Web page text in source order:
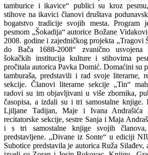
tamburice i ikavice“ publici su kroz
stihove na ikavici članovi društava
bogatstvo tradicije svojih mesta. Program
pesmom „Šokadija“ autorice Božane
2008. godine i zajedničkog projekta „Tragovi
do Bača 1688-2008“ zvanično usvojena
šokačkih institucija kulture i stihovima
pročitala autorica Pavka Domić. Domaćini su
tamburaša, predstavili i rad svoje literarne,
sekcije. Članovi literarne sekcije „Tin“
radovi su im objavljivani u više zbornika,
časopisa, a izdali su i tri samostalne knjige.
Ljiljane Tadijan, Maje i Ivana Andrašića
recitatorske sekcije, sestre Sanja i Maja
i s tri samostalne knjige svojih
predstavljene. „Divane iz Sonte“ u ediciji
Subotice predstavila je autorica Ruža Silađev,